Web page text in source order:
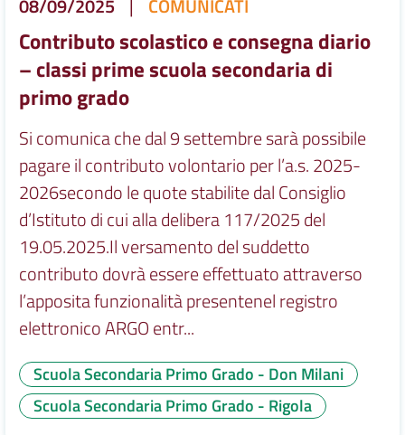
08/09/2025 COMUNICATI
Contributo scolastico e consegna diario
– classi prime scuola secondaria di
primo grado
Si comunica che dal 9 settembre sarà possibile
pagare il contributo volontario per l’a.s. 2025-
2026secondo le quote stabilite dal Consiglio
d’Istituto di cui alla delibera 117/2025 del
19.05.2025.Il versamento del suddetto
contributo dovrà essere effettuato attraverso
l’apposita funzionalità presentenel registro
elettronico ARGO entr...
Scuola Secondaria Primo Grado - Don Milani
Scuola Secondaria Primo Grado - Rigola